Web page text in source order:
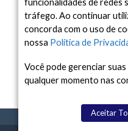
Arquivo
Arquivo
funcionalidades de redes
tráfego. Ao continuar
concorda com o uso de
nossa Política de
Você pode gerenciar
qualquer momento nas
Aceitar